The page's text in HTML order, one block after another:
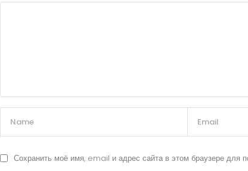
Сохранить моё имя, email и адрес сайта в этом браузере для